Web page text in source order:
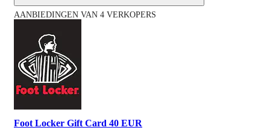
AANBIEDINGEN VAN 4 VERKOPERS
Foot Locker Gift Card 40 EUR